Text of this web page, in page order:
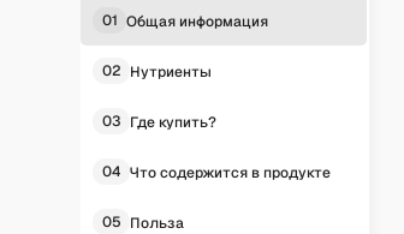
01 Общая информация
02 Нутриенты
03 Где купить?
04 Что содержится в продукте
05 Польза